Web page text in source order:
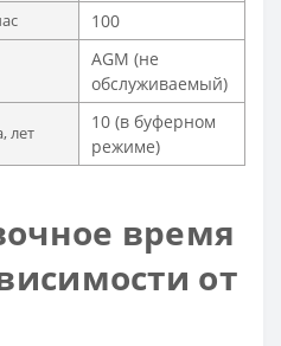
100
AGM (не
обслуживаемый)
лет
10 (в буферном
режиме)
время
от